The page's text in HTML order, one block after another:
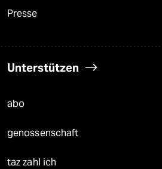
Presse
Unterstützen
abo
genossenschaft
taz zahl ich